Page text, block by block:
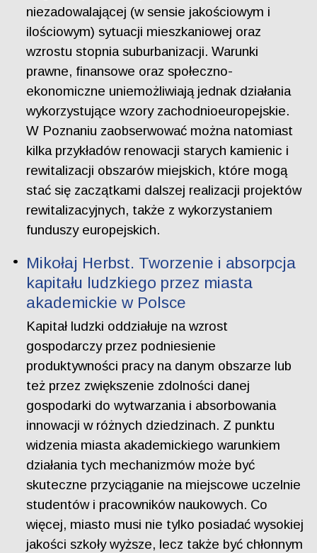
niezadowalającej (w sensie jakościowym i
ilościowym) sytuacji mieszkaniowej oraz
wzrostu stopnia suburbanizacji. Warunki
prawne, finansowe oraz społeczno-
ekonomiczne uniemożliwiają jednak działania
wykorzystujące wzory zachodnioeuropejskie.
W Poznaniu zaobserwować można natomiast
kilka przykładów renowacji starych kamienic i
rewitalizacji obszarów miejskich, które mogą
stać się zaczątkami dalszej realizacji projektów
rewitalizacyjnych, także z wykorzystaniem
funduszy europejskich.
Mikołaj Herbst. Tworzenie i absorpcja
kapitału ludzkiego przez miasta
akademickie w Polsce
Kapitał ludzki oddziałuje na wzrost
gospodarczy przez podniesienie
produktywności pracy na danym obszarze lub
też przez zwiększenie zdolności danej
gospodarki do wytwarzania i absorbowania
innowacji w różnych dziedzinach. Z punktu
widzenia miasta akademickiego warunkiem
działania tych mechanizmów może być
skuteczne przyciąganie na miejscowe uczelnie
studentów i pracowników naukowych. Co
więcej, miasto musi nie tylko posiadać wysokiej
jakości szkoły wyższe, lecz także być chłonnym